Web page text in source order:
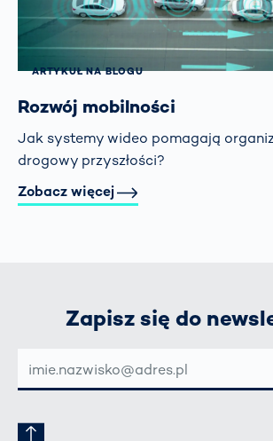
ARTYKUŁ NA BLOGU
Rozwój mobilności
Jak systemy wideo pomagają
drogowy przyszłości?
Zobacz więcej
Zapisz się do
MAIL-
ADRESSE